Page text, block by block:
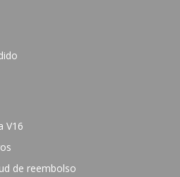
V16
de reembolso